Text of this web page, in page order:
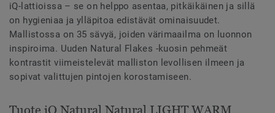
iQ-lattioissa – se on helppo asentaa, pitkäikäinen ja sillä
on hygieniaa ja ylläpitoa edistävät ominaisuudet.
Mallistossa on 35 sävyä, joiden värimaailma on luonnon
inspiroima. Uuden Natural Flakes -kuosin pehmeät
kontrastit viimeistelevät malliston levollisen ilmeen ja
sopivat valittujen pintojen korostamiseen.
Tuote iQ Natural Natural LIGHT WARM